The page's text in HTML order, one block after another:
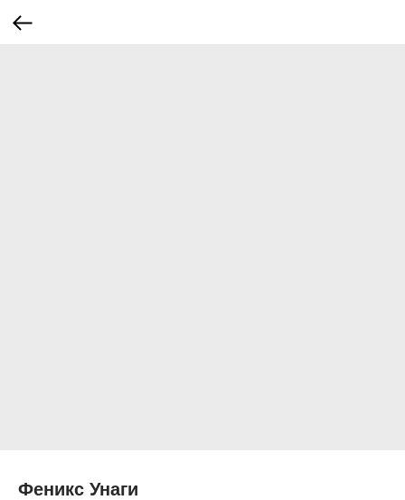
Феникс Унаги